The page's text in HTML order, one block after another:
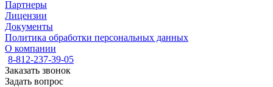
Партнеры
Лицензии
Документы
Политика обработки персональных данных
О компании
8-812-237-39-05
Заказать звонок
Задать вопрос